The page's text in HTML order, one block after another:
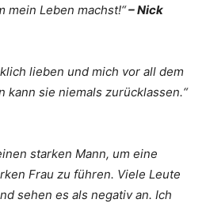
mein Leben machst!“– Nick
lieben und mich vor all dem
kann sie niemals zurücklassen.“
starken Mann, um eine
Frau zu führen. Viele Leute
sehen es als negativ an. Ich